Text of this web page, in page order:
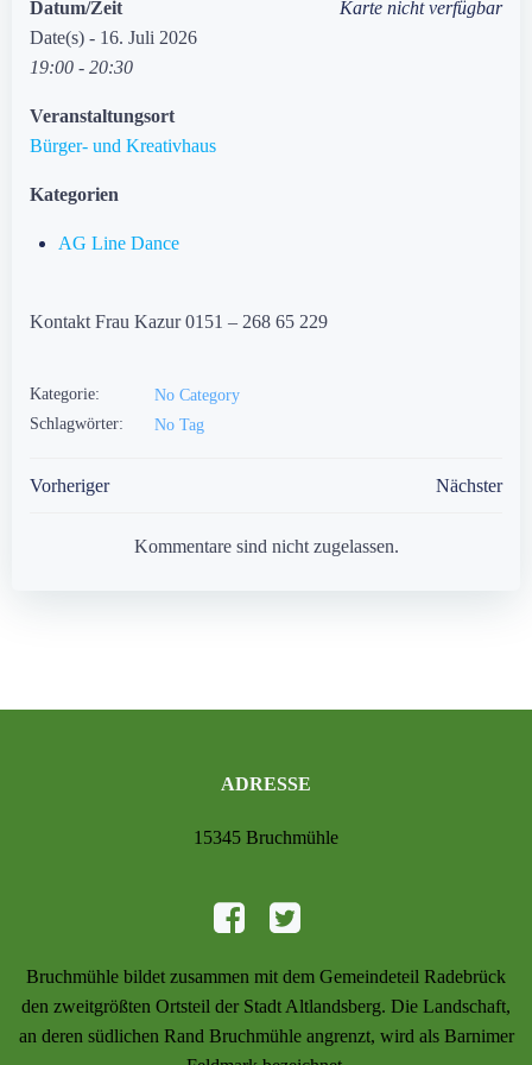
Karte nicht verfügbar
Datum/Zeit
Date(s) - 16. Juli 2026
19:00 - 20:30
Veranstaltungsort
Bürger- und Kreativhaus
Kategorien
AG Line Dance
Kontakt Frau Kazur 0151 – 268 65 229
Kategorie:
No Category
Schlagwörter:
No Tag
Post
navigation
Vorheriger
navigation
Nächster
Kommentare sind nicht zugelassen.
ADRESSE
15345 Bruchmühle
Bruchmühle bildet zusammen mit dem Gemeindeteil Radebrück
den zweitgrößten Ortsteil der Stadt Altlandsberg. Die Landschaft,
an deren südlichen Rand Bruchmühle angrenzt, wird als Barnimer